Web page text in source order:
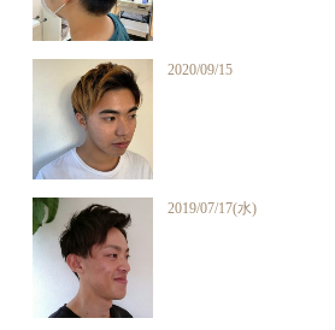
2020/09/15
2019/07/17(水)